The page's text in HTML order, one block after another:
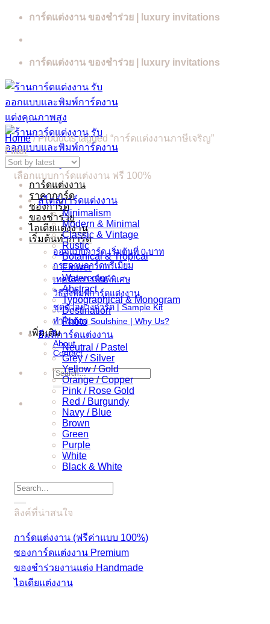
Skip
การ์ดแต่งงาน ของชำร่วย | luxury invitations
การ์ดแต่งงาน ของชำร่วย | luxury invitations
การ์ดแต่งงาน
ราคาการ์ด
ซองการ์ด
ของชำร่วย
ไอเดียแต่งงาน
เริ่มต้นทำการ์ด
ออกแบบการ์ด เริ่มต้นที่ 0 บาท
กระดาษการ์ดพรีเมี่ยม
เทคนิคการพิมพ์พิเศษ
วิธีสั่งพิมพ์การ์ดแต่งงาน
ชุดตัวอย่างการ์ด | Sample Kit
ทำไมต้อง Soulshine | Why Us?
เพิ่มเติม
About
Contact
Search
for:
Home /Products tagged “การ์ดแต่งงานภาษีเจริญ”
Filter
เลือกแบบการ์ดแต่งงาน ฟรี 100%
สไตล์การ์ดแต่งงาน
Minimalism
Modern & Minimal
Classic & Vintage
Rustic
Botanical & Tropical
Flower
Watercolor
Abstract
Typographical & Monogram
Destination
Photo
ธีมสีการ์ดแต่งงาน
Neutral / Pastel
Grey / Silver
Yellow / Gold
Orange / Copper
Pink / Rose Gold
Red / Burgundy
Navy / Blue
Brown
Green
Purple
White
Black & White
Search
for:
ลิงค์ที่น่าสนใจ
การ์ดแต่งงาน (ฟรีค่าแบบ 100%)
ซองการ์ดแต่งงาน Premium
ของชำร่วยงานแต่ง Handmade
ไอเดียแต่งงาน